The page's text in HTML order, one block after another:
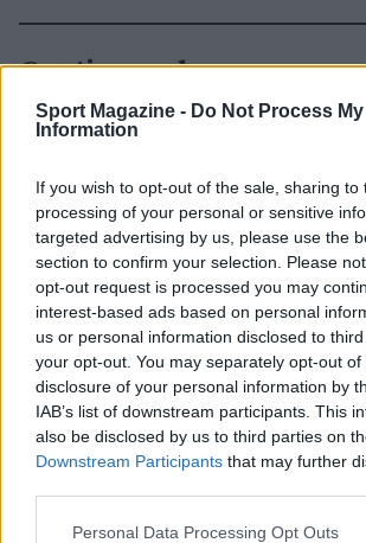
Sport Magazine - Do Not Process
Information
If you wish to opt-out of the sale, sharing to
processing of your personal or sensitive
targeted advertising by us, please use the
section to confirm your selection. Please
opt-out request is processed you may
interest-based ads based on personal
us or personal information disclosed to
your opt-out. You may separately opt-out
disclosure of your personal information by
IAB’s list of downstream participants. This
also be disclosed by us to third parties on
Downstream Participants that may further
Please note that this website/app uses one
Personal Data Processing Opt Outs
Continua a leggere
NOTIZIE
Nuove emissioni Basket Bond: 12